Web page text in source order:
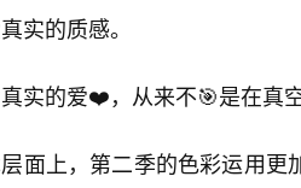
实的质感。
实的爱❤️，从来不🎯是在真
面上，第二季的色彩运用更